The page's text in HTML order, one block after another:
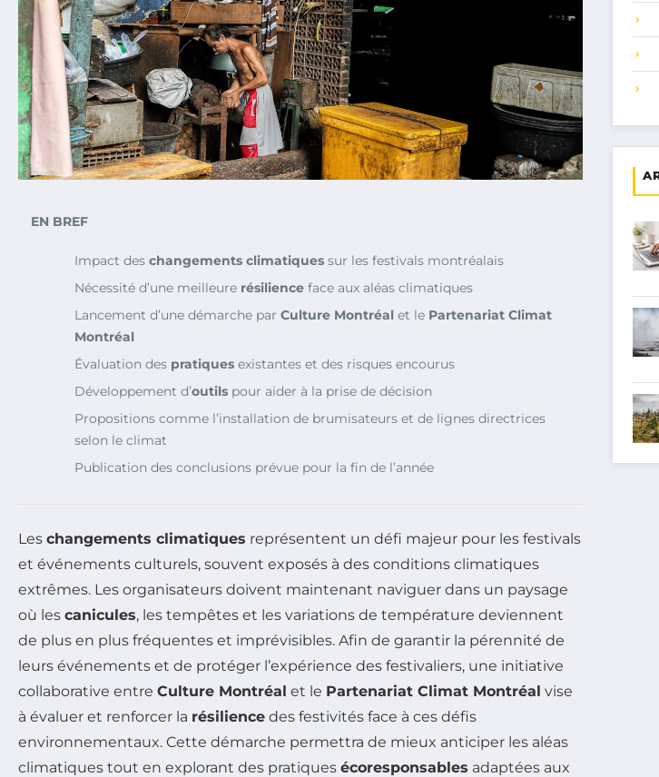
EN BREF
Impact des changements climatiques sur les festivals montréalais
Nécessité d’une meilleure résilience face aux aléas climatiques
Lancement d’une démarche par Culture Montréal et le Partenariat Climat
Montréal
Évaluation des pratiques existantes et des risques encourus
Développement d’outils pour aider à la prise de décision
Propositions comme l’installation de brumisateurs et de lignes directrices
selon le climat
Publication des conclusions prévue pour la fin de l’année
Les changements climatiques représentent un défi majeur pour les festivals
et événements culturels, souvent exposés à des conditions climatiques
extrêmes. Les organisateurs doivent maintenant naviguer dans un paysage
où les canicules, les tempêtes et les variations de température deviennent
de plus en plus fréquentes et imprévisibles. Afin de garantir la pérennité de
leurs événements et de protéger l’expérience des festivaliers, une initiative
collaborative entre Culture Montréal et le Partenariat Climat Montréal vise
à évaluer et renforcer la résilience des festivités face à ces défis
environnementaux. Cette démarche permettra de mieux anticiper les aléas
climatiques tout en explorant des pratiques écoresponsables adaptées aux